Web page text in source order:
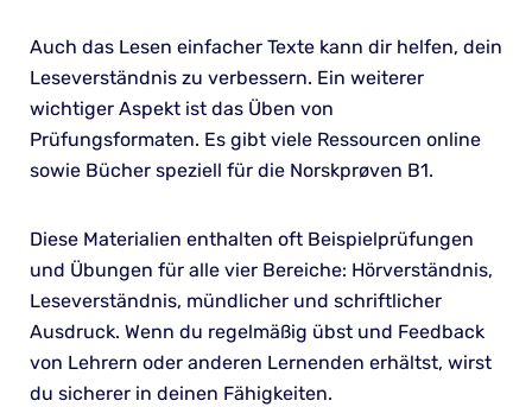
Auch das Lesen einfacher Texte kann dir helfen, dein
Leseverständnis zu verbessern. Ein weiterer
wichtiger Aspekt ist das Üben von
Prüfungsformaten. Es gibt viele Ressourcen online
sowie Bücher speziell für die Norskprøven B1.
Diese Materialien enthalten oft Beispielprüfungen
und Übungen für alle vier Bereiche: Hörverständnis,
Leseverständnis, mündlicher und schriftlicher
Ausdruck. Wenn du regelmäßig übst und Feedback
von Lehrern oder anderen Lernenden erhältst, wirst
du sicherer in deinen Fähigkeiten.